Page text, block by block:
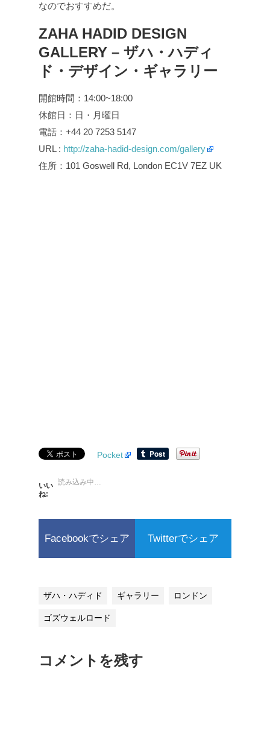
なのでおすすめだ。
ZAHA HADID DESIGN
GALLERY – ザハ・ハディ
ド・デザイン・ギャラリー
開館時間：14:00~18:00
休館日：日・月曜日
電話：+44 20 7253 5147
URL : http://zaha-hadid-design.com/gallery
住所：101 Goswell Rd, London EC1V 7EZ UK
Pocket
いい
ね:
読み込み中…
Facebookでシェア Twitterでシェア
ザハ・ハディド ギャラリー ロンドン
ゴズウェルロード
コメントを残す